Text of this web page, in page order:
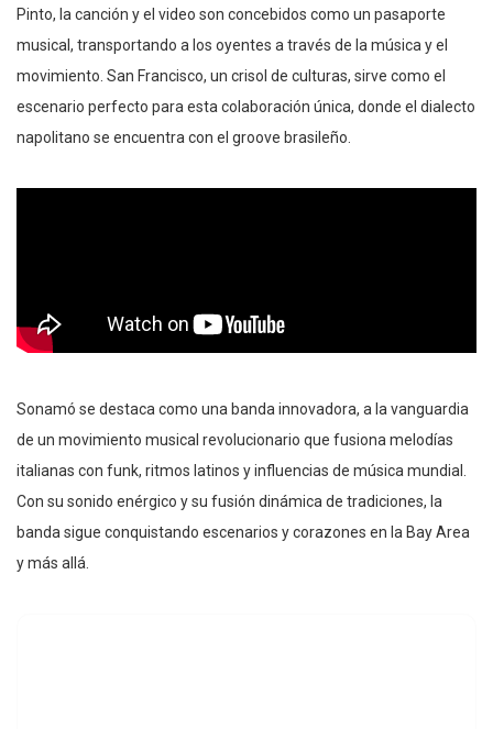
Pinto, la canción y el video son concebidos como un pasaporte
musical, transportando a los oyentes a través de la música y el
movimiento. San Francisco, un crisol de culturas, sirve como el
escenario perfecto para esta colaboración única, donde el dialecto
napolitano se encuentra con el groove brasileño.
Sonamó se destaca como una banda innovadora, a la vanguardia
de un movimiento musical revolucionario que fusiona melodías
italianas con funk, ritmos latinos y influencias de música mundial.
Con su sonido enérgico y su fusión dinámica de tradiciones, la
banda sigue conquistando escenarios y corazones en la Bay Area
y más allá.